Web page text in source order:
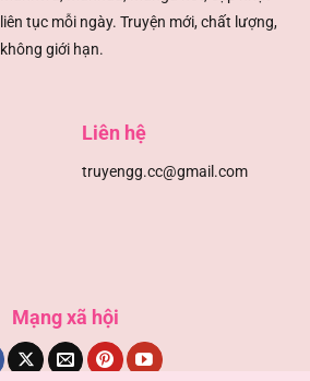
13/08/2025
13/08/2025
liên tục mỗi ngày. Truyện mới, chất lượng,
không giới hạn.
Liên hệ
truyengg.cc@gmail.com
Mạng xã hội